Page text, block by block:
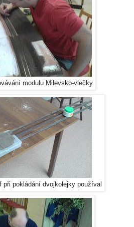
modulu Milevsko-vlečky
při pokládání dvojkolejky používal